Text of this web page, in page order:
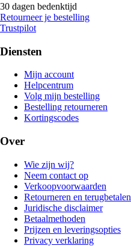
30 dagen bedenktijd
Retourneer je bestelling
Trustpilot
Diensten
Mijn account
Helpcentrum
Volg mijn bestelling
Bestelling retourneren
Kortingscodes
Over
Wie zijn wij?
Neem contact op
Verkoopvoorwaarden
Retourneren en terugbetalen
Juridische disclaimer
Betaalmethoden
Prijzen en leveringsopties
Privacy verklaring